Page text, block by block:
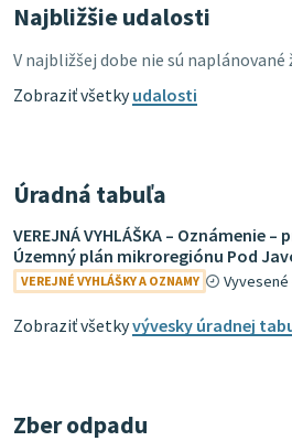
Najbližšie udalosti
V najbližšej dobe nie sú naplánované
Zobraziť všetkyudalosti
Úradná tabuľa
VEREJNÁ VYHLÁŠKA – Oznámenie
Územný plán mikroregiónu Pod
VEREJNÉ VYHLÁŠKY A OZNAMY
Zobraziť všetkyvývesky úradnej
Zber odpadu